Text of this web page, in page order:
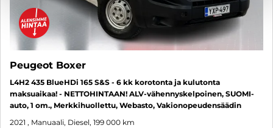
Peugeot Boxer
L4H2 435 BlueHDi 165 S&S - 6 kk korotonta ja kulutonta
maksuaikaa! - NETTOHINTAAN! ALV-vähennyskelpoinen, SUOMI-
auto, 1 om., Merkkihuollettu, Webasto, Vakionopeudensäädin
2021 , Manuaali, Diesel, 199 000 km